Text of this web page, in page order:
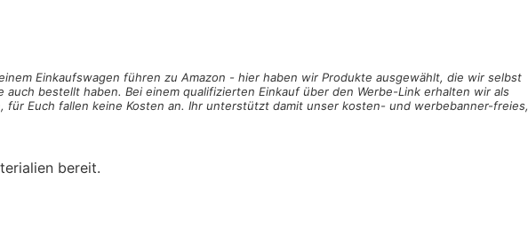
Einkaufswagen führen zu Amazon - hier haben wir Produkte ausgewählt, die wir selbst
bestellt haben. Bei einem qualifizierten Einkauf über den Werbe-Link erhalten wir als
für Euch fallen keine Kosten an. Ihr unterstützt damit unser kosten- und werbebanner-freies,
bereit.